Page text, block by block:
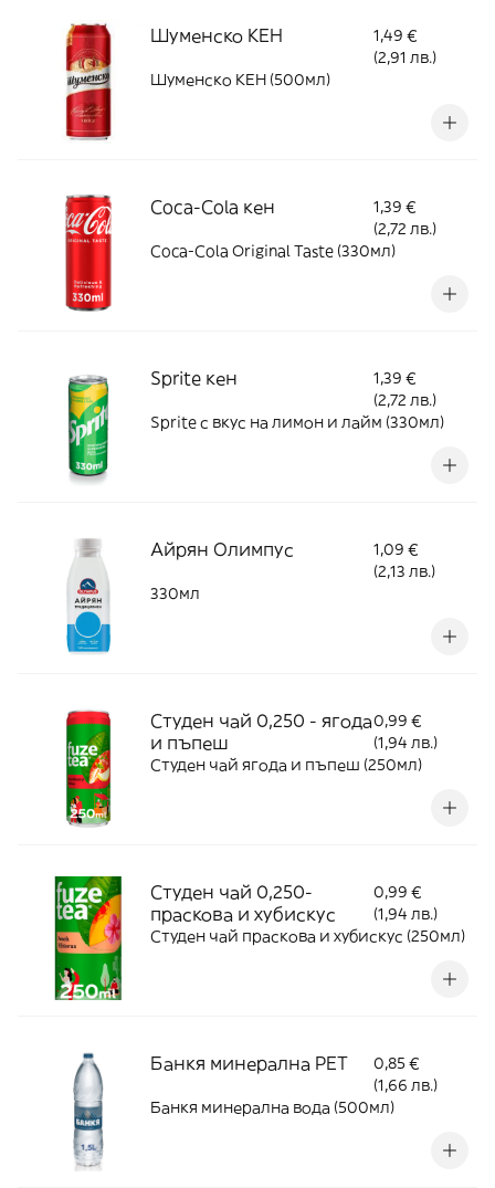
Шуменско КЕН
1,49 €
(2,91 лв.)
Шуменско КЕН (500мл)
Coca-Cola кен
1,39 €
(2,72 лв.)
Coca-Cola Original Taste (330мл)
Sprite кен
1,39 €
(2,72 лв.)
Sprite с вкус на лимон и лайм (330мл)
Айрян Олимпус
1,09 €
(2,13 лв.)
330мл
Студен чай 0,250 - ягода
и пъпеш
0,99 €
(1,94 лв.)
Студен чай ягода и пъпеш (250мл)
Студен чай 0,250-
праскова и хубискус
0,99 €
(1,94 лв.)
Студен чай праскова и хубискус (250мл)
Банкя минерална PET
0,85 €
(1,66 лв.)
Банкя минерална вода (500мл)